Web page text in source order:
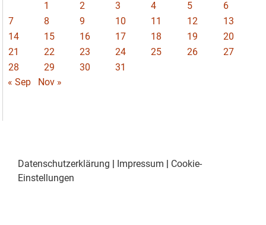
1 2 3 4 5
6
7
8 9 10 11 12
13
14
15 16 17 18 19
20
21
22 23 24 25 26
27
28
29 30
31
« Sep
Nov »
Datenschutzerklärung | Impressum | Cookie-
Einstellungen